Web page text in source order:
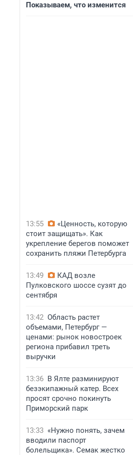
Показываем, что изменится
13:55
«Ценность, которую
стоит защищать». Как
укрепление берегов поможет
сохранить пляжи Петербурга
13:49
КАД возле
Пулковского шоссе сузят до
сентября
13:42 Область растет
объемами, Петербург —
ценами: рынок новостроек
региона прибавил треть
выручки
13:36 В Ялте разминируют
безэкипажный катер. Всех
просят срочно покинуть
Приморский парк
13:33 «Нужно понять, зачем
вводили паспорт
болельщика». Семак жестко